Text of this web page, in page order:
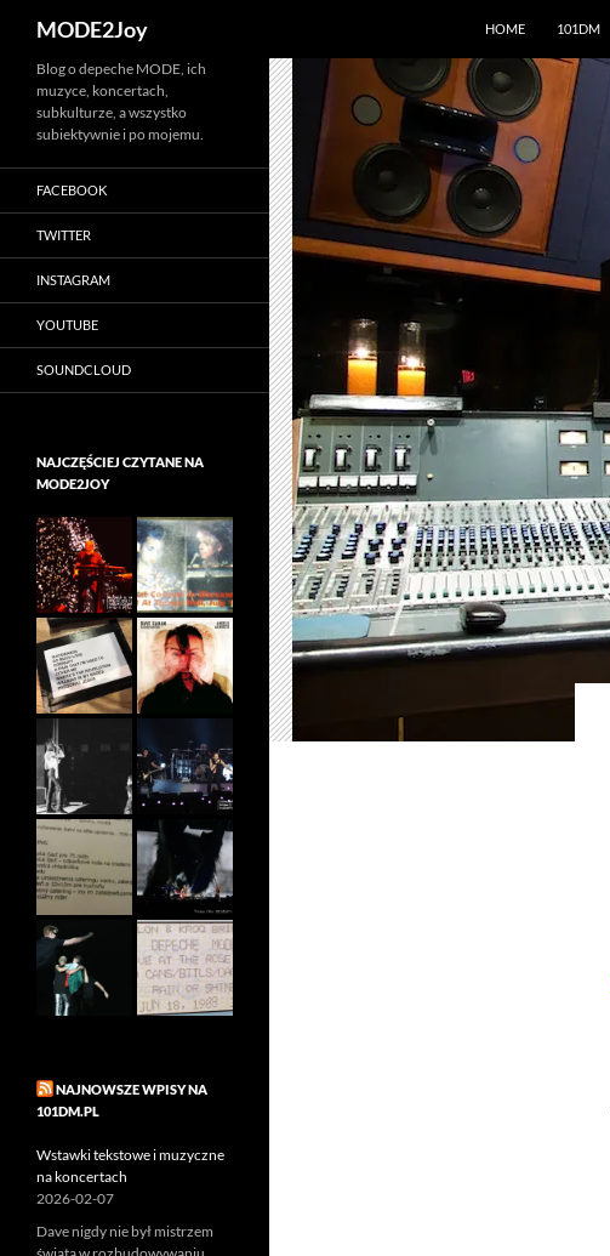
Przejdź
treści
MODE2Joy HOME 101DM
Blog o depeche MODE, ich
muzyce, koncertach,
subkulturze, a wszystko
subiektywnie i po mojemu.
FACEBOOK
TWITTER
INSTAGRAM
YOUTUBE
SOUNDCLOUD
NAJCZĘŚCIEJ CZYTANE NA
MODE2JOY
NAJNOWSZE WPISY NA
101DM.PL
Wstawki tekstowe i muzyczne
na koncertach
2026-02-07
Dave nigdy nie był mistrzem